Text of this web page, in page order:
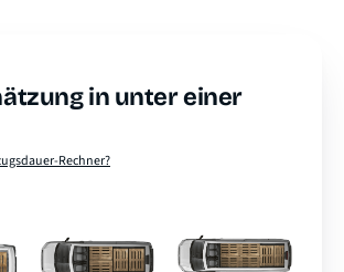
in unter einer
Rechner?